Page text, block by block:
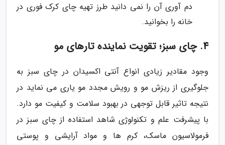
دم آوری آن را نمی دانید طرز تهیه چای کرک فوری در
خانه را بخوانید.
4. چای سبز؛ تقویت نماینده تارهای مو
وجود مقادیر زیادی انواع آنتی اکسیدان در چای سبز به
جلوگیری از ریزش مو و رویش مجدد مو یاری می نماید در
نتیجه تاثیر قابل توجهی در بهبود سلامت و کیفیت مو دارد.
با پیشرفت علم و تکنولوژی شاهد استفاده از چای سبز در
فرمولاسیون ماسک، کرم ها و مواد آرایشی و پوستی